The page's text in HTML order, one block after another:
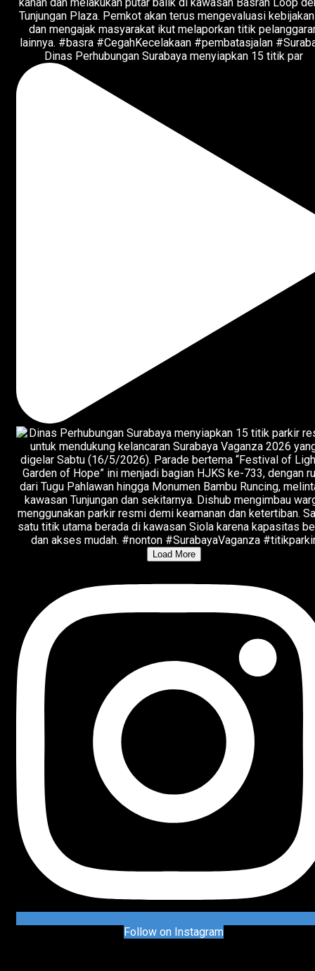
Dinas Perhubungan Surabaya menyiapkan 15 titik par
Load More
Follow on Instagram